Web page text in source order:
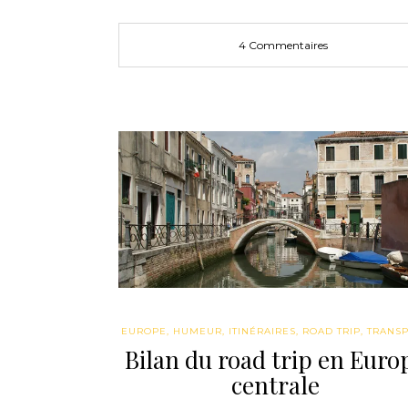
4 Commentaires
EUROPE, HUMEUR, ITINÉRAIRES, ROAD TRIP,
Bilan du road trip en
centrale